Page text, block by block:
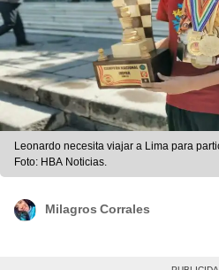
Leonardo necesita viajar a Lima para
Foto: HBA Noticias.
Milagros Corrales